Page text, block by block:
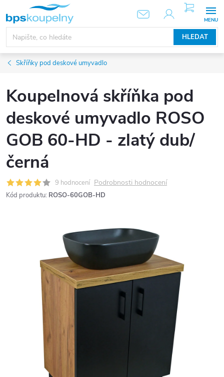
obsah
HLEDAT
NÁKUPNÍ
KOŠÍK
Skříňky pod deskové umyvadlo
Koupelnová skříňka pod
deskové umyvadlo ROSO
GOB 60-HD - zlatý dub/
černá
9 hodnocení Podrobnosti hodnocení
Kód produktu: ROSO-60GOB-HD